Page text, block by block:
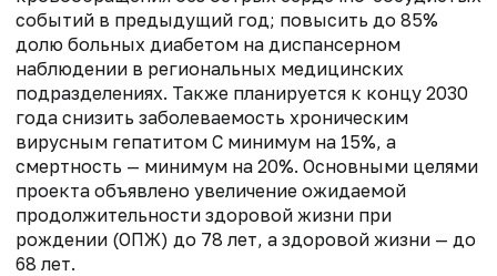
событий в предыдущий год; повысить до 85%
долю больных диабетом на диспансерном
наблюдении в региональных медицинских
подразделениях. Также планируется к концу 2030
года снизить заболеваемость хроническим
вирусным гепатитом С минимум на 15%, а
смертность — минимум на 20%. Основными целями
проекта объявлено увеличение ожидаемой
продолжительности здоровой жизни при
рождении (ОПЖ) до 78 лет, а здоровой жизни — до
68 лет.